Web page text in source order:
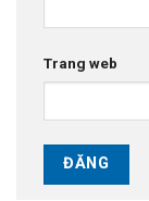
Trang web